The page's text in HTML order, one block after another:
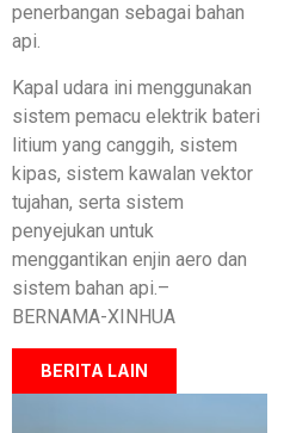
penerbangan sebagai bahan
api.
Kapal udara ini menggunakan
sistem pemacu elektrik bateri
litium yang canggih, sistem
kipas, sistem kawalan vektor
tujahan, serta sistem
penyejukan untuk
menggantikan enjin aero dan
sistem bahan api.–
BERNAMA-XINHUA
BERITA LAIN